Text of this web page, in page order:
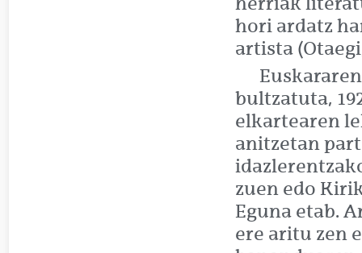
hori ardatz
artista
bultzatuta,
elkartearen
anitzetan
zuen edo
Eguna etab.
ere aritu zen